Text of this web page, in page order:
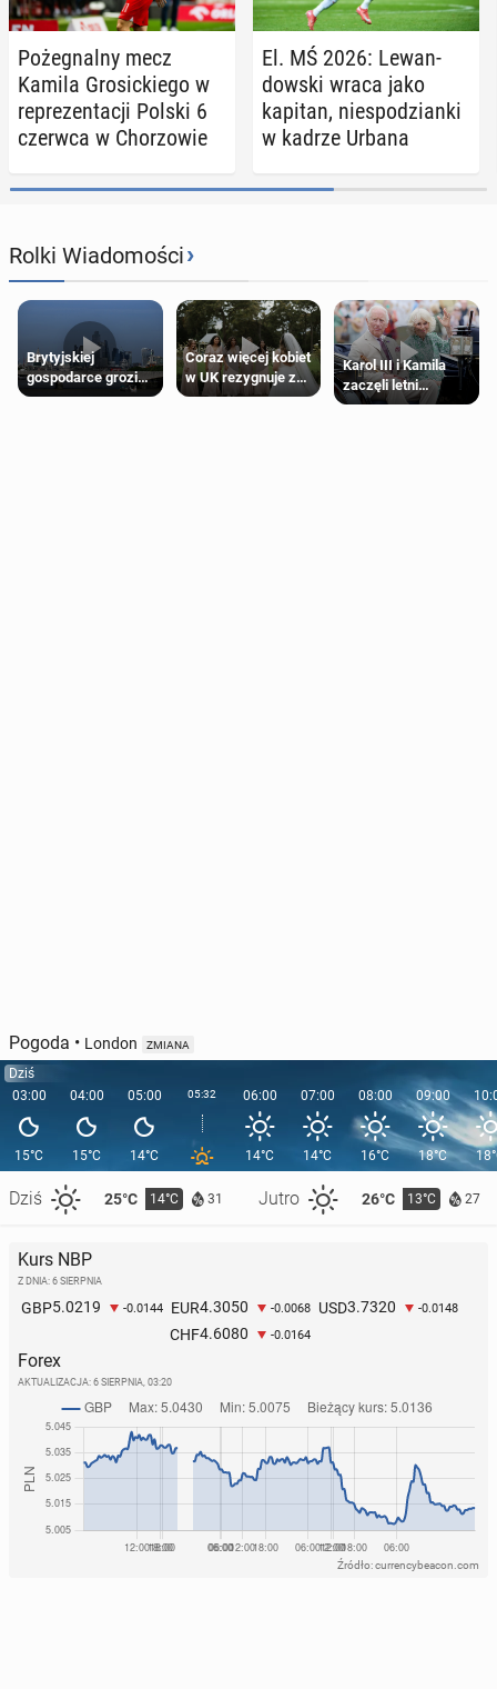
Po­że­gnal­ny mecz
Kamila Gro­sic­kie­go w
re­pre­zen­ta­cji Polski 6
czerwca w Cho­rzo­wie
El. MŚ 2026: Le­wan­
dow­ski wraca jako
kapitan, nie­spo­dzian­ki
w kadrze Urbana
Rolki Wiadomości›
Brytyjskiej
gospodarce grozi
recesja, jeśli
Coraz więcej kobiet
w UK rezygnuje z
roli druhny na
Karol III i Kamila
zaczęli letni
odpoczynek po
Pogoda • London ZMIANA
Dziś
03:00
15°C
Dziś 25°C 14°C 31 Jutro 26°C 13°C 27
04:00
15°C
05:00
14°C
05:32 06:00
14°C
07:00
14°C
08:00
16°C
09:00
18°C
Kurs NBP
Z DNIA: 6 SIERPNIA
GBP5.0219 -0.0144 EUR4.3050 -0.0068 USD3.7320 -0.0148
CHF4.6080 -0.0164
Forex
AKTUALIZACJA: 6 SIERPNIA, 03:20
Źródło: currencybeacon.com